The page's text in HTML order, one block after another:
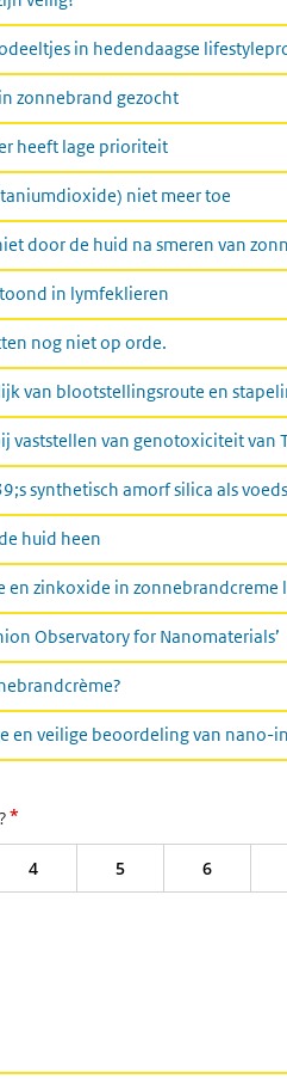
in hedendaagse
zonnebrand gezocht
heeft lage prioriteit
niet meer toe
door de huid na smeren van
in lymfeklieren
nog niet op orde.
van blootstellingsroute en
vaststellen van genotoxiciteit van
synthetisch amorf silica als
huid heen
zinkoxide in zonnebrandcreme
Observatory for Nanomaterials’
en veilige beoordeling van nano-
*
4 5 6